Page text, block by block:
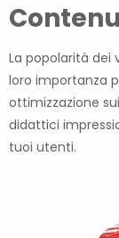
La popolarità dei
loro importanza
ottimizzazione
didattici
tuoi utenti.